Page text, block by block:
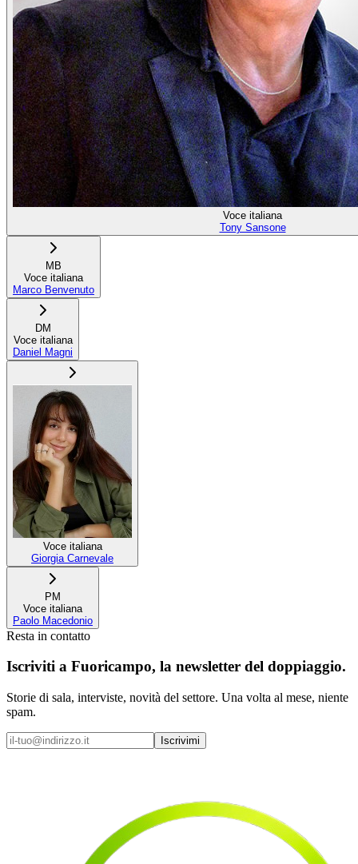
Voce italiana
Tony Sansone
MB
Voce italiana
Marco Benvenuto
DM
Voce italiana
Daniel Magni
Voce italiana
Giorgia Carnevale
PM
Voce italiana
Paolo Macedonio
Resta in contatto
Iscriviti a Fuoricampo, la newsletter del doppiaggio.
Storie di sala, interviste, novità del settore. Una volta al mese, niente
spam.
Iscrivimi